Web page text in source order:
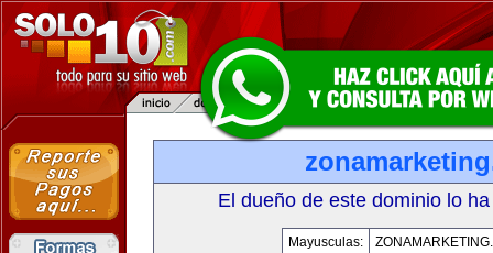
El dueño de este dominio lo
Mayusculas: